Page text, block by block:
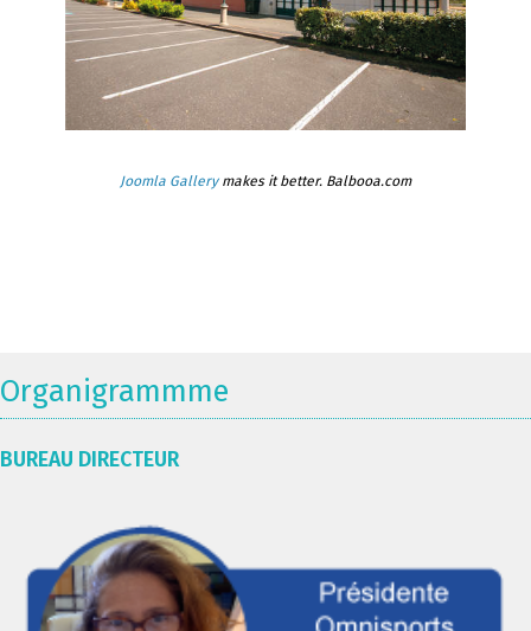
Joomla Gallerymakes it better. Balbooa.com
Organigrammme
BUREAU DIRECTEUR